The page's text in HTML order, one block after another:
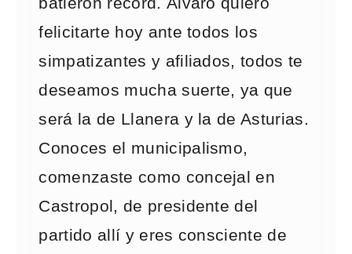
felicitarte hoy ante todos los
simpatizantes y afiliados, todos te
deseamos mucha suerte, ya que
será la de Llanera y la de Asturias.
Conoces el municipalismo,
comenzaste como concejal en
Castropol, de presidente del
partido allí y eres consciente de